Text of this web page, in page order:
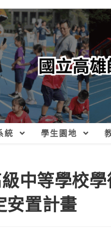
統 學生園地
中等學校
安置計畫